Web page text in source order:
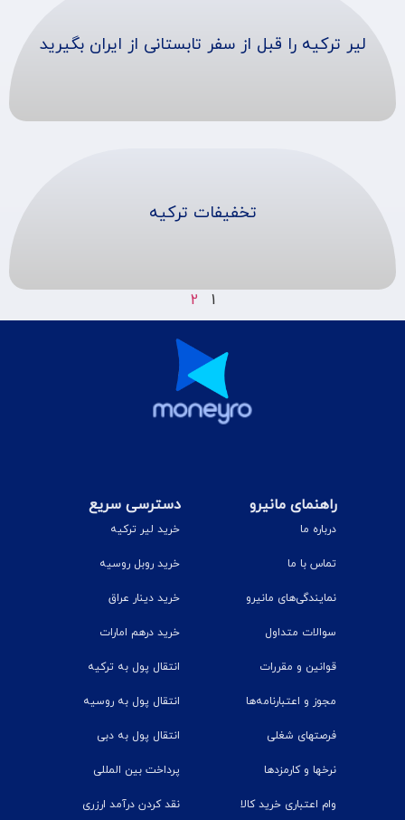
لیر ترکیه را قبل از سفر تابستانی از ایران بگیرید
تخفیفات ترکیه
1
2
راهنمای مانیرو
درباره ما
تماس با ما
نمایندگی‌های مانیرو
سوالات متداول
قوانین و مقررات
مجوز و اعتبارنامه‌ها
فرصتهای شغلی
نرخ‎ها و کارمزدها
وام اعتباری خرید کالا
دسترسی سریع
خرید لیر ترکیه
خرید روبل روسیه
خرید دینار عراق
خرید درهم امارات
انتقال پول به ترکیه
انتقال پول به روسیه
انتقال پول به دبی
پرداخت بین المللی
نقد کردن درآمد ارزری